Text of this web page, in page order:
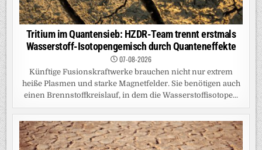
Tritium im Quantensieb: HZDR-Team trennt erstmals
Wasserstoff-Isotopengemisch durch Quanteneffekte
07-08-2026
Künftige Fusionskraftwerke brauchen nicht nur extrem
heiße Plasmen und starke Magnetfelder. Sie benötigen auch
einen Brennstoffkreislauf, in dem die Wasserstoffisotope...